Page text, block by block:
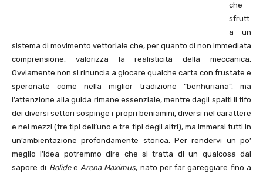
che
sfrutt
a un
sistema di movimento vettoriale che, per quanto di non immediata
comprensione, valorizza la realisticità della meccanica.
Ovviamente non si rinuncia a giocare qualche carta con frustate e
speronate come nella miglior tradizione “benhuriana”, ma
l’attenzione alla guida rimane essenziale, mentre dagli spalti il tifo
dei diversi settori sospinge i propri beniamini, diversi nel carattere
e nei mezzi (tre tipi dell’uno e tre tipi degli altri), ma immersi tutti in
un’ambientazione profondamente storica. Per rendervi un po’
meglio l’idea potremmo dire che si tratta di un qualcosa dal
sapore di BolideeArena Maximus, nato per far gareggiare fino a